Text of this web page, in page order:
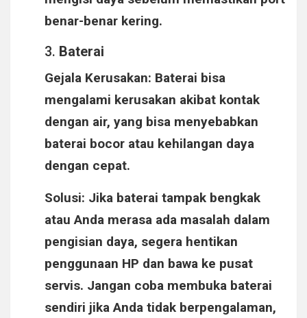
benar-benar kering.
3. Baterai
Gejala Kerusakan: Baterai bisa
mengalami kerusakan akibat kontak
dengan air, yang bisa menyebabkan
baterai bocor atau kehilangan daya
dengan cepat.
Solusi: Jika baterai tampak bengkak
atau Anda merasa ada masalah dalam
pengisian daya, segera hentikan
penggunaan HP dan bawa ke pusat
servis. Jangan coba membuka baterai
sendiri jika Anda tidak berpengalaman,